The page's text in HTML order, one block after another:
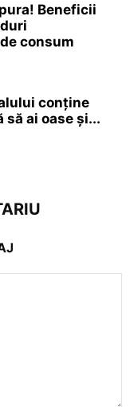
Beneficii
consum
conține
să ai oase și...